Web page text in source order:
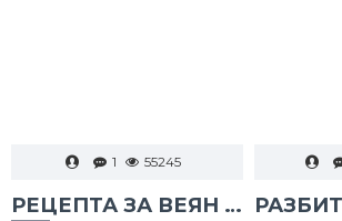
1 55245
РЕЦЕПТА ЗА ВЕЯН ПАЛАМУД